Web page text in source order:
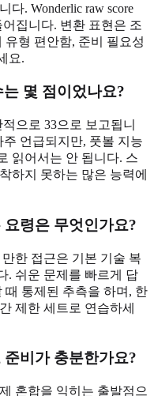
다. Wonderlic raw score
집니다. 변환 표현은 조
형 편안함, 준비 필요성
요.
몇 점이었나요?
으로 33으로 보고됩니
언급되지만, 풋볼 지능
읽어서는 안 됩니다. 스
하지 못하는 많은 능력에
령은 무엇인가요?
한 접근은 기본 기술 복
. 쉬운 문제를 빠르게 답
때 통제된 추측을 하며, 한
제한 세트로 연습하세
준비가 충분한가요?
혼합을 익히는 출발점으